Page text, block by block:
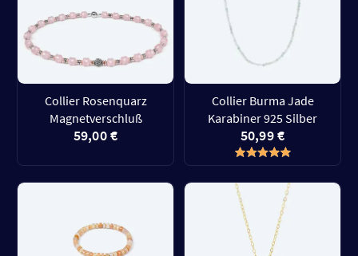
Collier Rosenquarz
Magnetverschluß
59,00 €
Collier Burma Jade
Karabiner 925 Silber
50,99 €